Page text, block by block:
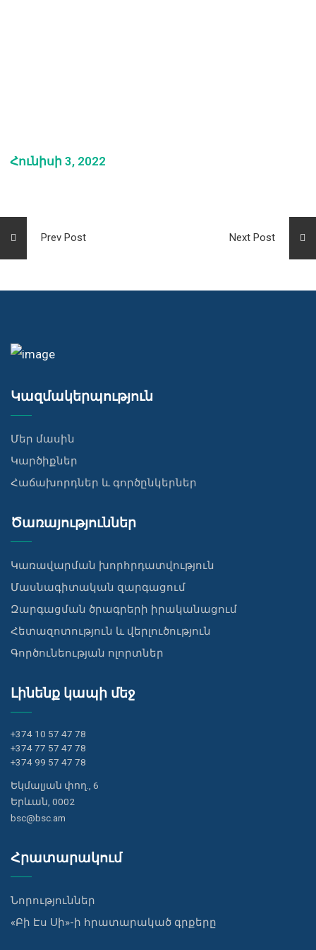
Հունիսի 3, 2022
Prev Post Next Post
Կազմակերպություն
Մեր մասին
Կարծիքներ
Հաճախորդներ և գործընկերներ
Ծառայություններ
Կառավարման խորհրդատվություն
Մասնագիտական զարգացում
Զարգացման ծրագրերի իրականացում
Հետազոտություն և վերլուծություն
Գործունեության ոլորտներ
Լինենք կապի մեջ
+374 10 57 47 78
+374 77 57 47 78
+374 99 57 47 78
Եկմալյան փող., 6
Երևան, 0002
bsc@bsc.am
Հրատարակում
Նորություններ
«Բի Էս Սի»-ի հրատարակած գրքերը